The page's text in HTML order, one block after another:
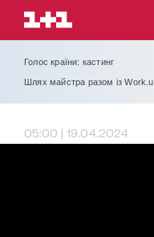
Голос країни: кастинг
Шлях майстра разом із
05:00 | 19.04.2024